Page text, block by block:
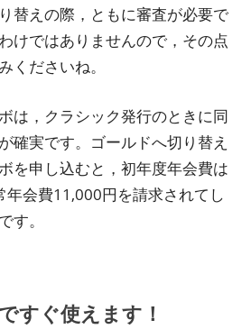
替えの際，ともに審査が必要で
けではありませんので，その点
くださいね。
は，クラシック発行のときに同
確実です。ゴールドへ切り替え
を申し込むと，初年度年会費は
年会費11,000円を請求されてし
す。
すぐ使えます！